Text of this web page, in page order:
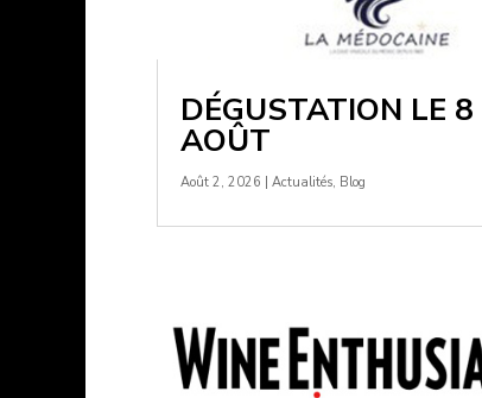
DÉGUSTATION LE 8
AOÛT
Août 2, 2026 Actualités, Blog